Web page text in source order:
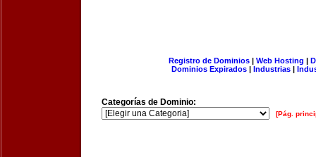
Registro de Dominios| Web Hosting |
Dominios Expirados | Industrias |
Categorías de Dominio:
[Pág.